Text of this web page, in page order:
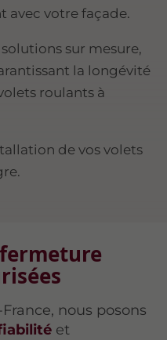
avec votre façade.
sur mesure,
la longévité
roulants à
de vos volets
nous posons
et